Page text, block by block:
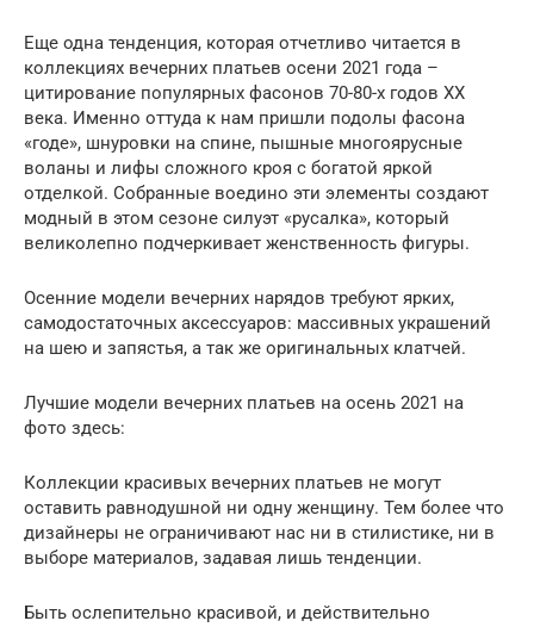
Еще одна тенденция, которая отчетливо читается в
коллекциях вечерних платьев осени 2021 года –
цитирование популярных фасонов 70-80-х годов XX
века. Именно оттуда к нам пришли подолы фасона
«годе», шнуровки на спине, пышные многоярусные
воланы и лифы сложного кроя с богатой яркой
отделкой. Собранные воедино эти элементы создают
модный в этом сезоне силуэт «русалка», который
великолепно подчеркивает женственность фигуры.
Осенние модели вечерних нарядов требуют ярких,
самодостаточных аксессуаров: массивных украшений
на шею и запястья, а так же оригинальных клатчей.
Лучшие модели вечерних платьев на осень 2021 на
фото здесь:
Коллекции красивых вечерних платьев не могут
оставить равнодушной ни одну женщину. Тем более что
дизайнеры не ограничивают нас ни в стилистике, ни в
выборе материалов, задавая лишь тенденции.
Быть ослепительно красивой, и действительно